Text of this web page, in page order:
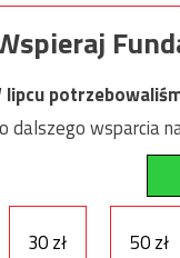
lipcu
dalszego wsparcia
30 zł 50 zł